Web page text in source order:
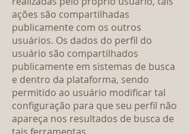
ações são compartilhadas
publicamente com os outros
usuários. Os dados do perfil do
usuário são compartilhados
publicamente em sistemas de busca
e dentro da plataforma, sendo
permitido ao usuário modificar tal
configuração para que seu perfil não
apareça nos resultados de busca de